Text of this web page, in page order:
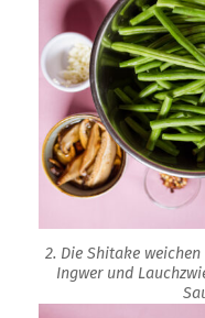
2. Die Shitake
Ingwer und